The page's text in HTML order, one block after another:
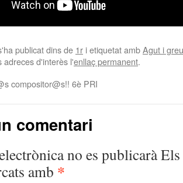
publicat dins de 1r i etiquetat ambAgut i greu
adreces d'interès l'enllaç permanent.
compositor@s!! 6è PRI
comentari
no es publicaràEls
amb *